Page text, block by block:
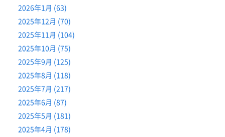
2026年1月 (63)
2025年12月 (70)
2025年11月 (104)
2025年10月 (75)
2025年9月 (125)
2025年8月 (118)
2025年7月 (217)
2025年6月 (87)
2025年5月 (181)
2025年4月 (178)